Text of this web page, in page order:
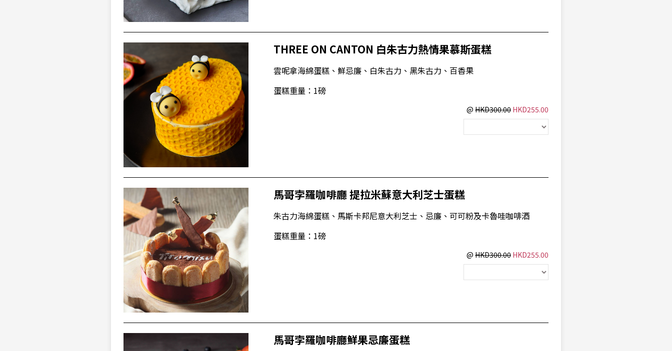
THREE ON CANTON 白朱古力熱情果慕斯蛋糕
雲呢拿海綿蛋糕、鮮忌廉、白朱古力、黑朱古力、百香果
蛋糕重量：1磅
@ HKD300.00 HKD255.00
馬哥孛羅咖啡廳 提拉米蘇意大利芝士蛋糕
朱古力海綿蛋糕、馬斯卡邦尼意大利芝士、忌廉、可可粉及卡魯哇咖啡酒
蛋糕重量：1磅
@ HKD300.00 HKD255.00
馬哥孛羅咖啡廳鮮果忌廉蛋糕